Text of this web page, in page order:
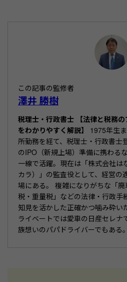
この記事の監修者
澤井 勝樹
税理士・行政書士 【法律と税務
をわかりやすく解説】
1975年生
所勤務を経て、税理士・行政書士
のIPO（新規上場）準備に携わる
一線で活躍。現在は「株式会社は
カラ）」の監査役として、経営の
場にある。 複雑になりがちな「
税・重量税」などの法律・行政手
知見を活かした正確かつ噛み砕い
ライベートでは愛車の日産セレナ
族想いのパパドライバーでもある。